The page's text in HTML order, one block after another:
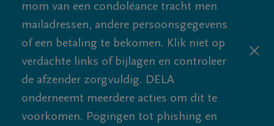
mom van een condoléance tracht men
mailadressen, andere persoonsgegevens
of een betaling te bekomen. Klik niet op
verdachte links of bijlagen en controleer
de afzender zorgvuldig. DELA
onderneemt meerdere acties om dit te
voorkomen. Pogingen tot phishing en